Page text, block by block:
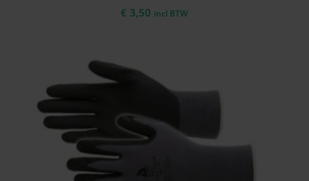
€ 3,50 incl BTW